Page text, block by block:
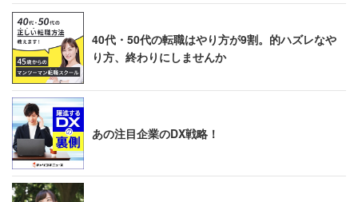
40代・50代の転職はやり方が9割。的ハズレなや
り方、終わりにしませんか
あの注目企業のDX戦略！